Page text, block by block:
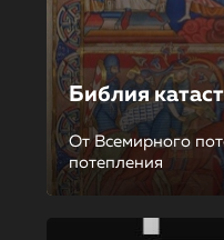
Библия
От Всемирного
потепления